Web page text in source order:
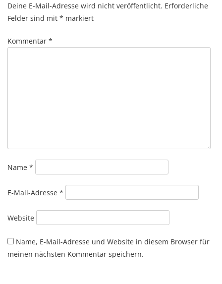
Deine E-Mail-Adresse wird nicht veröffentlicht. Erforderliche
Felder sind mit * markiert
Kommentar *
Name *
E-Mail-Adresse *
Website
Name, E-Mail-Adresse und Website in diesem Browser für
meinen nächsten Kommentar speichern.